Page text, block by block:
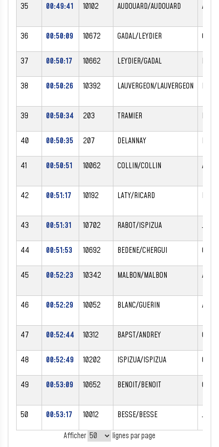
35
00:49:41 10102 AUDOUARD/AUDOUARD
36 00:50:09 10672 GADAL/LEYDIER
37 00:50:17 10662 LEYDIER/GADAL
38 00:50:26 10392 LAUVERGEON/LAUVERGEON
39 00:50:34 203 TRAMIER
40 00:50:35 207 DELANNAY MARIE
41 00:50:51 10062 COLLIN/COLLIN
42 00:51:17 10192 LATY/RICARD
43 00:51:31 10702 RABOT/ISPIZUA
44 00:51:53 10692 BEDENE/CHERGUI
45 00:52:23 10342 MALBON/MALBON
46 00:52:29 10052 BLANC/GUERIN
47 00:52:44 10312 BAPST/ANDREY
48 00:52:49 10202 ISPIZUA/ISPIZUA
49 00:53:09 10652 BENOIT/BENOIT
50 00:53:17 10012 BESSE/BESSE
Afficher
lignes par page